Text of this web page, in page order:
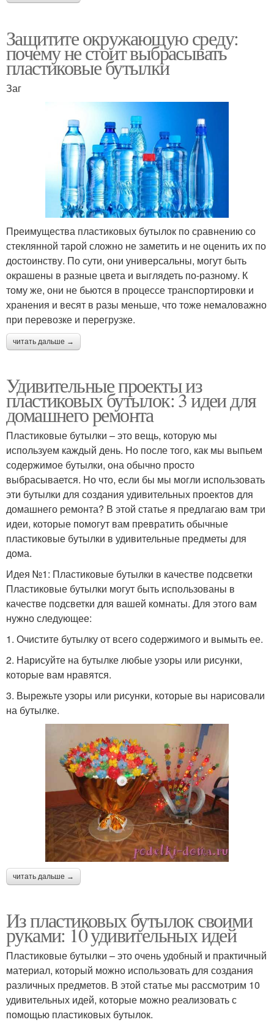
Защитите окружающую среду:
почему не стоит выбрасывать
пластиковые бутылки
Заг
Преимущества пластиковых бутылок по сравнению со
стеклянной тарой сложно не заметить и не оценить их по
достоинству. По сути, они универсальны, могут быть
окрашены в разные цвета и выглядеть по-разному. К
тому же, они не бьются в процессе транспортировки и
хранения и весят в разы меньше, что тоже немаловажно
при перевозке и перегрузке.
читать дальше →
Удивительные проекты из
пластиковых бутылок: 3 идеи для
домашнего ремонта
Пластиковые бутылки – это вещь, которую мы
используем каждый день. Но после того, как мы выпьем
содержимое бутылки, она обычно просто
выбрасывается. Но что, если бы мы могли использовать
эти бутылки для создания удивительных проектов для
домашнего ремонта? В этой статье я предлагаю вам три
идеи, которые помогут вам превратить обычные
пластиковые бутылки в удивительные предметы для
дома.
Идея №1: Пластиковые бутылки в качестве подсветки
Пластиковые бутылки могут быть использованы в
качестве подсветки для вашей комнаты. Для этого вам
нужно следующее:
1. Очистите бутылку от всего содержимого и вымыть ее.
2. Нарисуйте на бутылке любые узоры или рисунки,
которые вам нравятся.
3. Вырежьте узоры или рисунки, которые вы нарисовали
на бутылке.
читать дальше →
Из пластиковых бутылок своими
руками: 10 удивительных идей
Пластиковые бутылки – это очень удобный и практичный
материал, который можно использовать для создания
различных предметов. В этой статье мы рассмотрим 10
удивительных идей, которые можно реализовать с
помощью пластиковых бутылок.